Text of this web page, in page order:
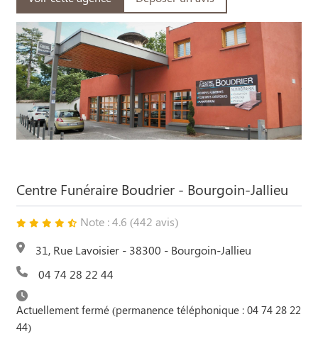
Centre Funéraire Boudrier - Bourgoin-Jallieu
Note : 4.6 (442 avis)
31, Rue Lavoisier - 38300 - Bourgoin-Jallieu
04 74 28 22 44
Actuellement fermé (permanence téléphonique : 04 74 28 22
44)